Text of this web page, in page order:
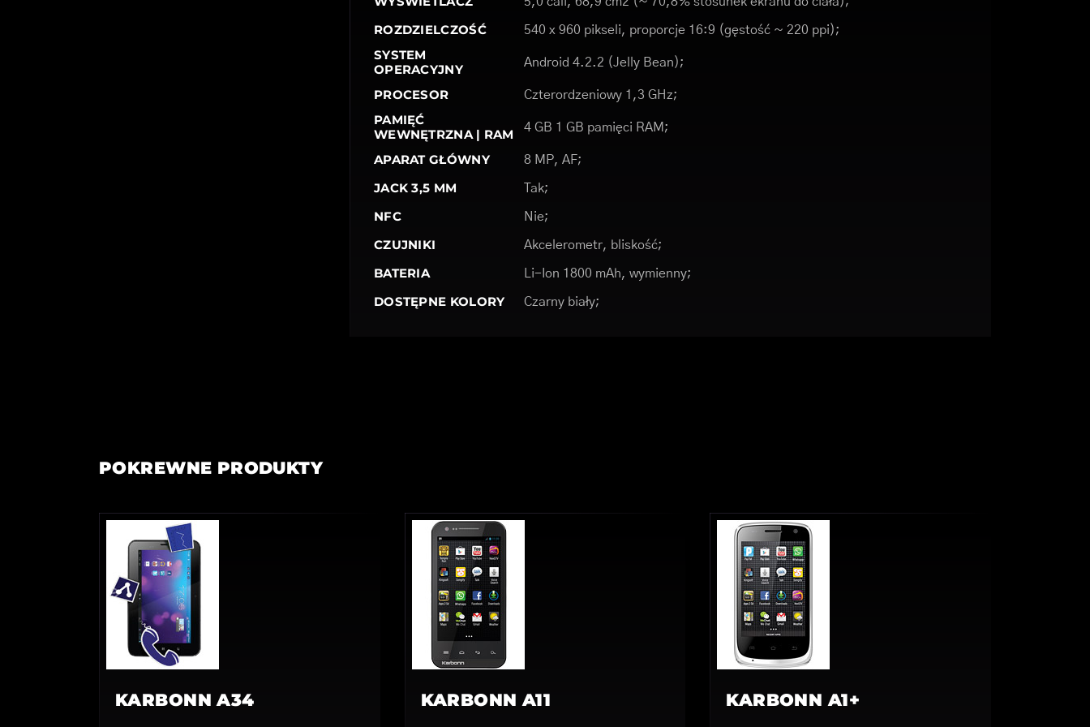
ROZDZIELCZOŚĆ 540 x 960 pikseli, proporcje 16:9 (gęstość ~ 220 ppi);
SYSTEM
OPERACYJNY
Android 4.2.2 (Jelly Bean);
PROCESOR Czterordzeniowy 1,3 GHz;
PAMIĘĆ
WEWNĘTRZNA | RAM
4 GB 1 GB pamięci RAM;
APARAT GŁÓWNY 8 MP, AF;
JACK 3,5 MM Tak;
NFC Nie;
CZUJNIKI Akcelerometr, bliskość;
BATERIA Li-Ion 1800 mAh, wymienny;
DOSTĘPNE KOLORY Czarny biały;
POKREWNE PRODUKTY
KARBONN A34 KARBONN A11 KARBONN A1+